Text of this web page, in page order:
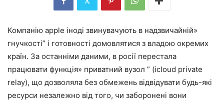
Компанію apple іноді звинувачують в надзвичайній»
гнучкості” і готовності домовлятися з владою окремих
країн. За останніми даними, в росії перестала
працювати функція» приватний вузол ” (icloud private
relay), що дозволяла без обмежень відвідувати будь-які
ресурси незалежно від того, чи заборонені вони